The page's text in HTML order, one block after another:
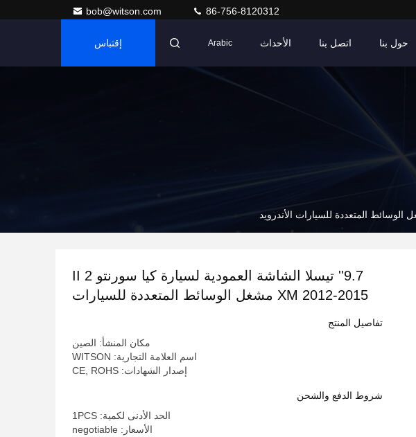
bob@witson.com 86-756-8120312
حول بنا اتصل بنا الأحداث Arabic إقتباس
9.7'' تيسلا الشاشة العمودية لسيارة كيا سورنتو 2 II
XM 2012-2015 مشغل الوسائط المتعددة للسيارات
تفاصيل المنتج
مكان المنشأ: الصين
اسم العلامة التجارية: WITSON
إصدار الشهادات: CE, ROHS
شروط الدفع والشحن
الحد الأدنى لكمية: 1PCS
الأسعار: negotiable